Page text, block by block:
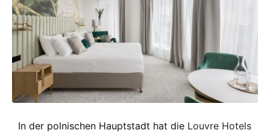
In der polnischen Hauptstadt hat die Louvre Hotels